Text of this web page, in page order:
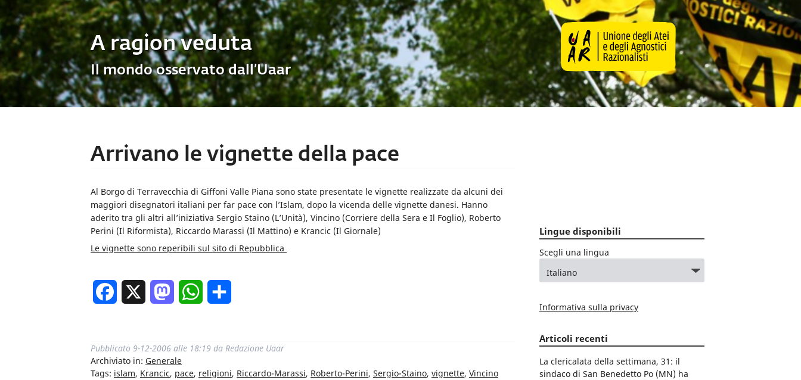
A ragion veduta
Il mondo osservato dall’Uaar
Arrivano le vignette della pace
Al Borgo di Terravecchia di Giffoni Valle Piana sono state presentate le vignette realizzate da alcuni dei
maggiori disegnatori italiani per far pace con l’Islam, dopo la vicenda delle vignette danesi. Hanno
aderito tra gli altri all’iniziativa Sergio Staino (L’Unità), Vincino (Corriere della Sera e Il Foglio), Roberto
Perini (Il Riformista), Riccardo Marassi (Il Mattino) e Krancic (Il Giornale)
Le vignette sono reperibili sul sito di Repubblica
Facebook MastodonWhatsApp
Pubblicato 9-12-2006 alle 18:19 da Redazione Uaar
Archiviato in: Generale
Tags: islam, Krancic, pace, religioni, Riccardo-Marassi, Roberto-Perini, Sergio-Staino, vignette, Vincino
Lingue disponibili
Scegli una lingua
Informativa sulla privacy
Articoli recenti
La clericalata della settimana, 31: il
sindaco di San Benedetto Po (MN) ha